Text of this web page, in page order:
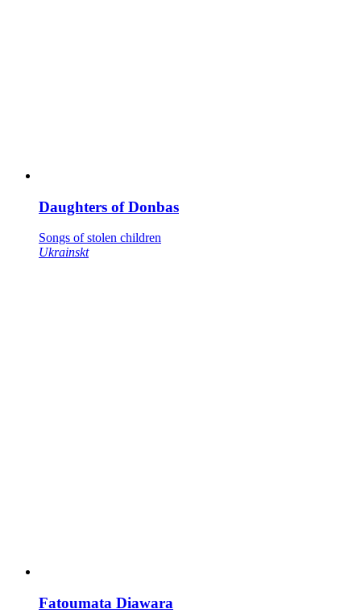
Daughters of Donbas
Songs of stolen children
Ukrainskt
Fatoumata Diawara